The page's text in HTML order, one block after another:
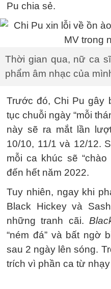
Pu chia sẻ.
Thời gian qua, nữ ca
phẩm âm nhạc của
Trước đó, Chi Pu gây
tục chuỗi ngày “mỗi
này sẽ ra mắt lần
10/10, 11/1 và 12/12.
mỗi ca khúc sẽ
đến hết năm 2022.
Tuy nhiên, ngay khi
Black Hickey và
những tranh cãi.
“ném đá” và bất ngờ
sau 2 ngày lên sóng.
trích vì phần ca từ